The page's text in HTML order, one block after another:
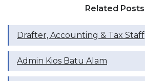
Related Posts
Drafter, ⁠Accounting & Tax Staff
Admin Kios Batu Alam